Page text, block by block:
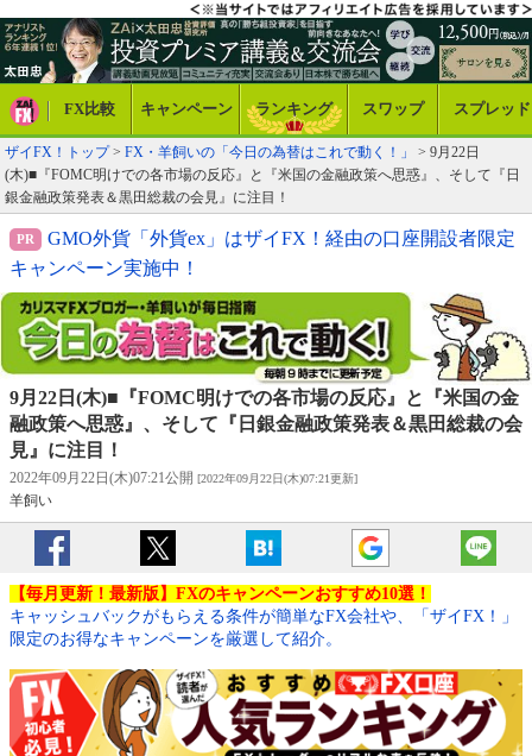
FX比較 キャンペーン ランキング スワップ スプレッド
ザイFX！トップ> FX・羊飼いの「今日の為替はこれで動く！」
> 9月22日
(木)■『FOMC明けでの各市場の反応』と『米国の金融政策へ思惑』、そして『日
銀金融政策発表＆黒田総裁の会見』に注目！
GMO外貨「外貨ex」はザイFX！経由の口座開設者限定
キャンペーン実施中！
9月22日(木)■『FOMC明けでの各市場の反応』と『米国の金
融政策へ思惑』、そして『日銀金融政策発表＆黒田総裁の会
見』に注目！
2022年09月22日(木)07:21公開 [2022年09月22日(木)07:21更新]
羊飼い
【毎月更新！最新版】FXのキャンペーンおすすめ10選！
キャッシュバックがもらえる条件が簡単なFX会社や、「ザイFX！」
限定のお得なキャンペーンを厳選して紹介。